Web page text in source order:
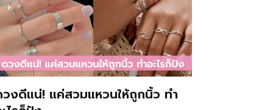
งดีแน่! แค่สวมแหวนให้ถูกนิ้ว ทำ